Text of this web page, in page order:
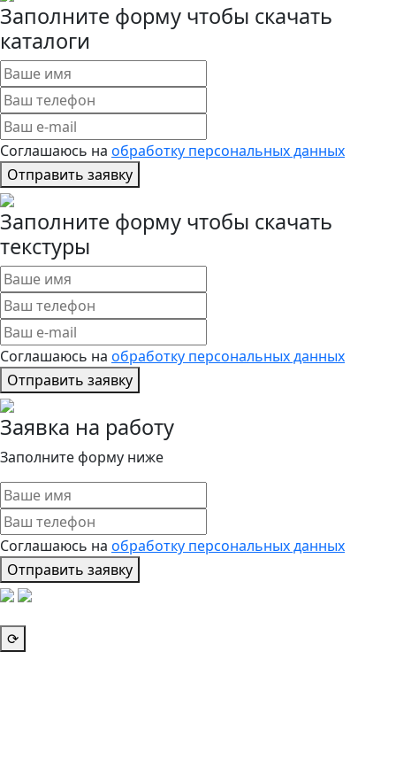
Заполните форму чтобы скачать
каталоги
Соглашаюсь на обработку персональных данных
Отправить заявку
Заполните форму чтобы скачать
текстуры
Соглашаюсь на обработку персональных данных
Отправить заявку
Заявка на работу
Заполните форму ниже
Соглашаюсь на обработку персональных данных
Отправить заявку
⟳